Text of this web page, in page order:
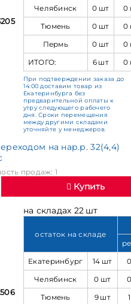
Челябинск
0 шт
0
Тюмень
0 шт
0
Пермь
0 шт
0
ИТОГО:
6 шт 0
При подтверждении заказа до
14:00 доставим товар из
Екатеринбурга без
предварительной оплаты к
утру следующего рабочего
дня. Сроки перемещения
между другими складами
уточняйте у менеджеров.
на нар.р. 32(4,4)
продаж: 1
Купить
на складах 22 шт
остаток на складе
Екатеринбург
14 шт
Челябинск
0 шт
Тюмень
9 шт